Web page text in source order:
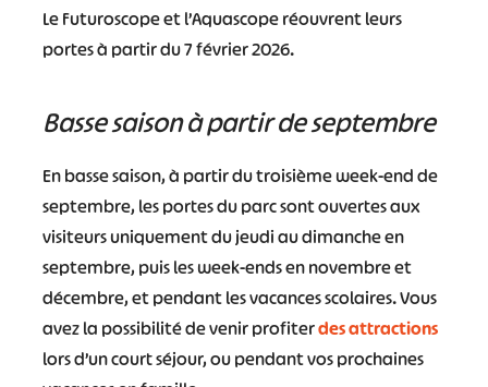
Le Futuroscope et l’Aquascope réouvrent leurs
portes à partir du 7 février 2026.
Basse saison à partir de septembre
En basse saison, à partir du troisième week-end de
septembre, les portes du parc sont ouvertes aux
visiteurs uniquement du jeudi au dimanche en
septembre, puis les week-ends en novembre et
décembre, et pendant les vacances scolaires. Vous
avez la possibilité de venir profiterdes attractions
lors d’un court séjour, ou pendant vos prochaines